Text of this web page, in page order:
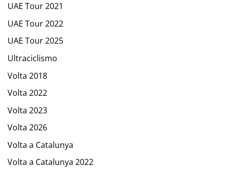
UAE Tour 2021
UAE Tour 2022
UAE Tour 2025
Ultraciclismo
Volta 2018
Volta 2022
Volta 2023
Volta 2026
Volta a Catalunya
Volta a Catalunya 2022